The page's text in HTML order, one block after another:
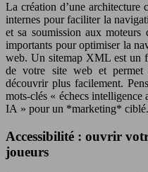
La création d’une architecture
internes pour faciliter la
et sa soumission aux moteurs
importants pour optimiser la
web. Un sitemap XML est un
de votre site web et permet
découvrir plus facilement.
mots-clés « échecs
IA » pour un *marketing* ciblé.
Accessibilité : ouvrir
joueurs